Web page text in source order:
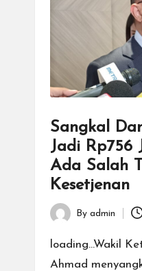
Sangkal
Jadi Rp756
Ada Salah
Kesetjenan
Posted
by
By admin
loading...Wakil
Ahmad